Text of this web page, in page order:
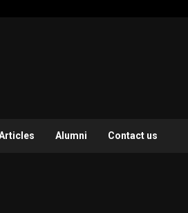
Alumni Contact us